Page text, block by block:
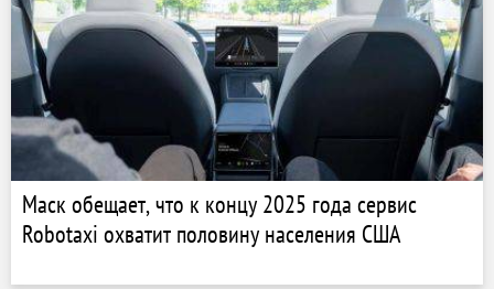
Маск обещает, что к концу 2025 года сервис
Robotaxi охватит половину населения США